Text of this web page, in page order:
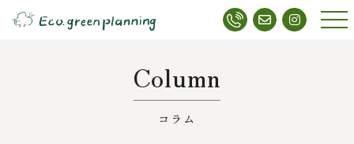
メニ
Column
コラム